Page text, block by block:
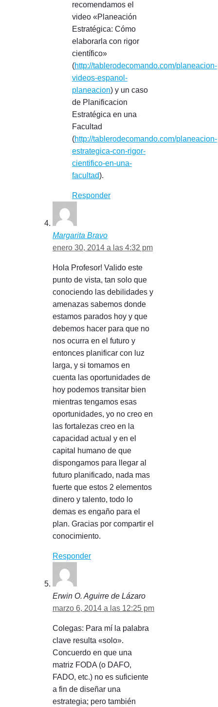
recomendamos el
video «Planeación
Estratégica: Cómo
elaborarla con rigor
científico»
(http://tablerodecomando.com/planeacion-
videos-espanol-
planeacion) y un caso
de Planificacion
Estratégica en una
Facultad
(http://tablerodecomando.com/planeacion-
estrategica-con-rigor-
cientifico-en-una-
facultad).
Responder
Margarita Bravo
enero 30, 2014 a las 4:32 pm
Hola Profesor! Valido este
punto de vista, tan solo que
conociendo las debilidades y
amenazas sabemos donde
estamos parados hoy y que
debemos hacer para que no
nos ocurra en el futuro y
entonces planificar con luz
larga, y si tomamos en
cuenta las oportunidades de
hoy podemos transitar bien
mientras tengamos esas
oportunidades, yo no creo en
las fortalezas creo en la
capacidad actual y en el
capital humano de que
dispongamos para llegar al
futuro planificado, nada mas
fuerte que estos 2 elementos
dinero y talento, todo lo
demas es engaño para el
plan. Gracias por compartir el
conocimiento.
Responder
Erwin O. Aguirre de Lázaro
marzo 6, 2014 a las 12:25 pm
Colegas: Para mí la palabra
clave resulta «solo».
Concuerdo en que una
matriz FODA (o DAFO,
FADO, etc.) no es suficiente
a fin de diseñar una
estrategia; pero también